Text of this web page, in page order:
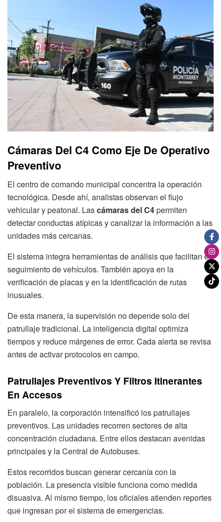
Cámaras Del C4 Como Eje De Operativo
Preventivo
El centro de comando municipal concentra la operación
tecnológica. Desde ahí, analistas observan el flujo
vehicular y peatonal. Lascámaras del C4permiten
detectar conductas atípicas y canalizar la información a las
unidades más cercanas.
El sistema integra herramientas de análisis que facilitan el
seguimiento de vehículos. También apoya en la
verificación de placas y en la identificación de rutas
inusuales.
De esta manera, la supervisión no depende solo del
patrullaje tradicional. La inteligencia digital optimiza
tiempos y reduce márgenes de error. Cada alerta se revisa
antes de activar protocolos en campo.
Patrullajes Preventivos Y Filtros Itinerantes
En Accesos
En paralelo, la corporación intensificó los patrullajes
preventivos. Las unidades recorren sectores de alta
concentración ciudadana. Entre ellos destacan avenidas
principales y la Central de Autobuses.
Estos recorridos buscan generar cercanía con la
población. La presencia visible funciona como medida
disuasiva. Al mismo tiempo, los oficiales atienden reportes
que ingresan por el sistema de emergencias.